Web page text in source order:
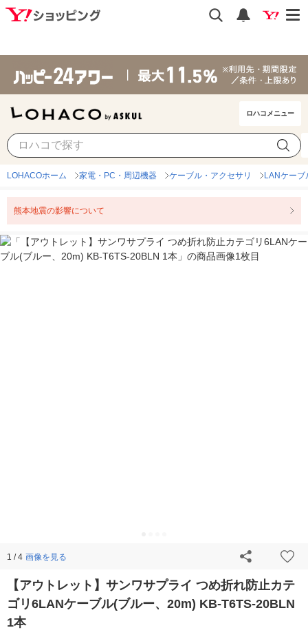
ロハコメニュー
LOHACOホーム 家電・PC・周辺機器 ケーブル・アクセサリ LANケーブ
熊本地震の影響について
1 / 4 画像を見る
【アウトレット】サンワサプライ つめ折れ防止カテ
ゴリ6LANケーブル(ブルー、20m) KB-T6TS-20BLN
1本